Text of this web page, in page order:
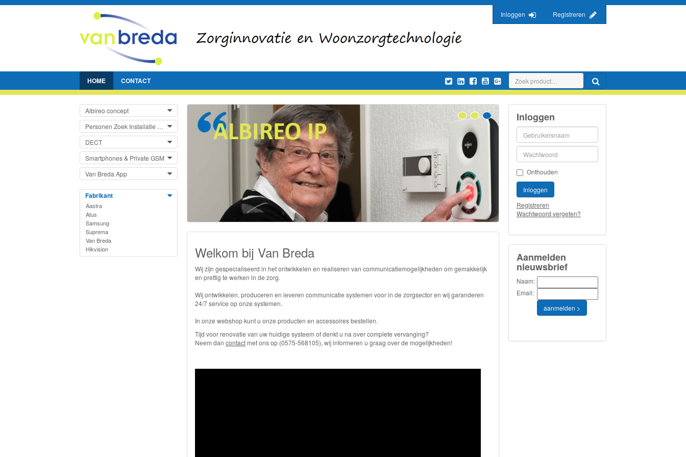
Inloggen Registreren
HOME CONTACT
Albireo concept
Personen Zoek Installatie (PZI
DECT
Smartphones & Private GSM
Van Breda App
Fabrikant
Aastra
Atus
Samsung
Suprema
Van Breda
Hikvision
Welkom bij Van Breda
Wij zijn gespecialiseerd in het ontwikkelen en realiseren van communicatiemogelijkheden om gemakkelijk
en prettig te werken in de zorg.
Wij ontwikkelen, produceren en leveren communicatie systemen voor in de zorgsector en wij garanderen
24/7 service op onze systemen.
In onze webshop kunt u onze producten en accessoires bestellen.
​Tijd voor renovatie van uw huidige systeem of denkt u na over complete vervanging?
Neem dan contactmet ons op (0575-568105), wij informeren u graag over de mogelijkheden!
Inloggen
Onthouden
Inloggen
Registreren
Wachtwoord vergeten?
Aanmelden
nieuwsbrief
Naam:
Email: